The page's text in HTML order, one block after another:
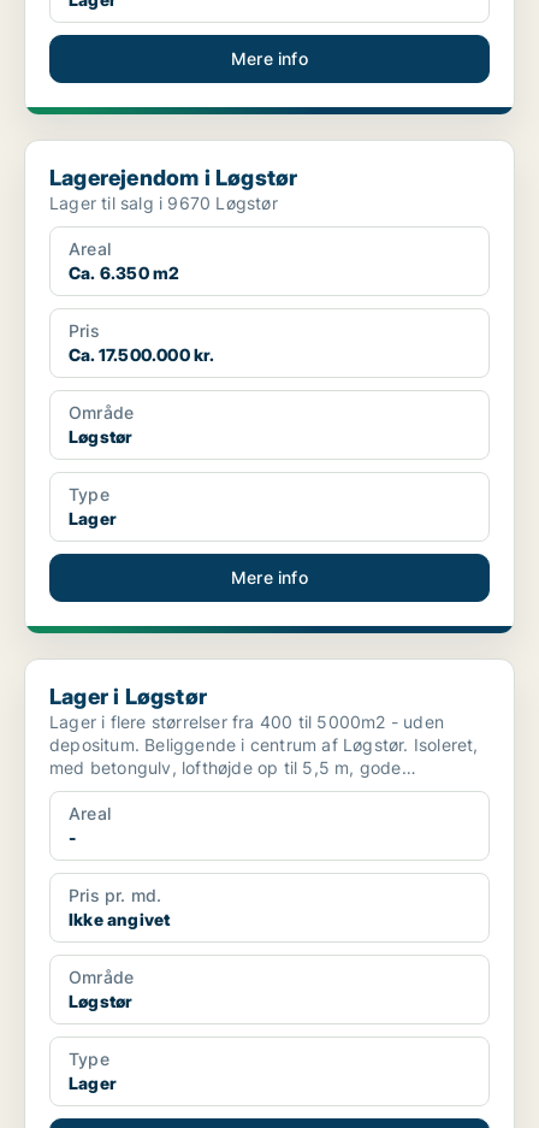
Mere info
Lagerejendom i Løgstør
Lagerejendom i Løgstør
Lager til salg i 9670 Løgstør
Areal
Ca. 6.350 m2
Pris
Ca. 17.500.000 kr.
Område
Løgstør
Type
Lager
Mere info
Lager i Løgstør
Lager i Løgstør
Lager i flere størrelser fra 400 til 5000m2 - uden
depositum. Beliggende i centrum af Løgstør. Isoleret,
med betongulv, lofthøjde op til 5,5 m, gode
indkørse...
Areal
-
Pris pr. md.
Ikke angivet
Område
Løgstør
Type
Lager